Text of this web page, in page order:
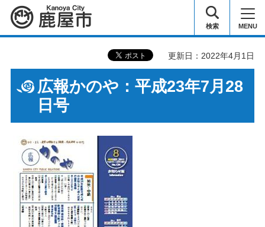
鹿屋市 検索 MENU
更新日：2022年4月1日
広報かのや：平成23年7月28
日号